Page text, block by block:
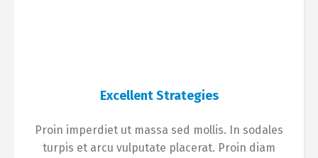
Excellent Strategies
Proin imperdiet ut massa sed mollis. In sodales
turpis et arcu vulputate placerat. Proin diam